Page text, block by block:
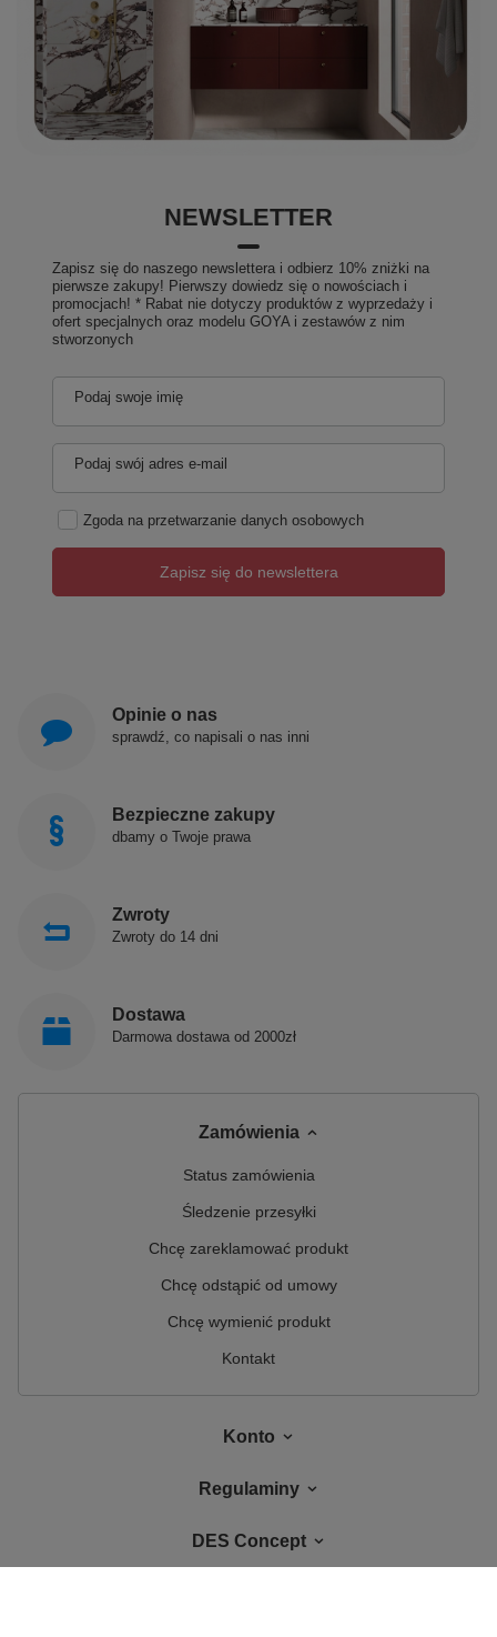
NEWSLETTER
Zapisz się do naszego newslettera i odbierz 10% zniżki na
pierwsze zakupy! Pierwszy dowiedz się o nowościach i
promocjach! * Rabat nie dotyczy produktów z wyprzedaży i
ofert specjalnych oraz modelu GOYA i zestawów z nim
stworzonych
Podaj swoje imię
Podaj swój adres e-mail
Zgoda na przetwarzanie danych osobowych
Zapisz się do newslettera
Opinie o nas
sprawdź, co napisali o nas inni
Bezpieczne zakupy
dbamy o Twoje prawa
Zwroty
Zwroty do 14 dni
Dostawa
Darmowa dostawa od 2000zł
Zamówienia
Status zamówienia
Śledzenie przesyłki
Chcę zareklamować produkt
Chcę odstąpić od umowy
Chcę wymienić produkt
Kontakt
Konto
Regulaminy
DES Concept